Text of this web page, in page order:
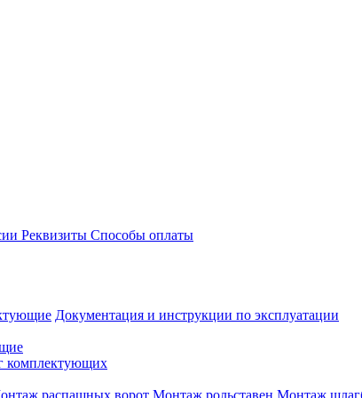
Реквизиты Способы оплаты
Документация и инструкции по эксплуатации
комплектующих
распашных ворот Монтаж рольставен Монтаж